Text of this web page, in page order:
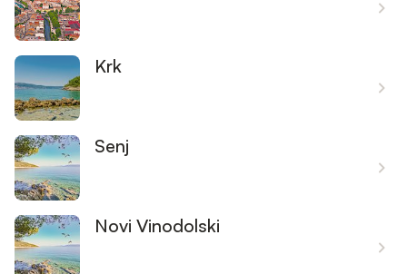
Krk
Senj
Novi Vinodolski